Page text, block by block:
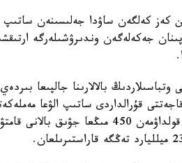
كەز كەلگەن ساۋدا جەلىسىنەن
جەكەلەگەن وندىرۋشىلەرگە
وتباسىلاردىڭ بالالارىنا جالپىعا
جىلى قارساڭىندا مۇنداي قولداۋمەن